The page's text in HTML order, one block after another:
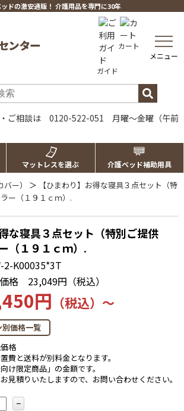
ドの激安通販！ 介護用品を専門に30年
ガイド
カート
toggle
メニュー
マットレスを選ぶ 介護ベッド補助用具
ー） ＞
【ひまわり】お得な寝具３点セット（特
ー（１９１ｃｍ）.
な寝具３点セット（特別ご提供
（１９１ｃｍ）.
2-K00035*3T
格
23,049円（税込）
円 （税込）～
価格一覧
格
費と送料が別料金となります。
け限定商品」の金額です。
見積りいたしますので、お問い合わせください。
－